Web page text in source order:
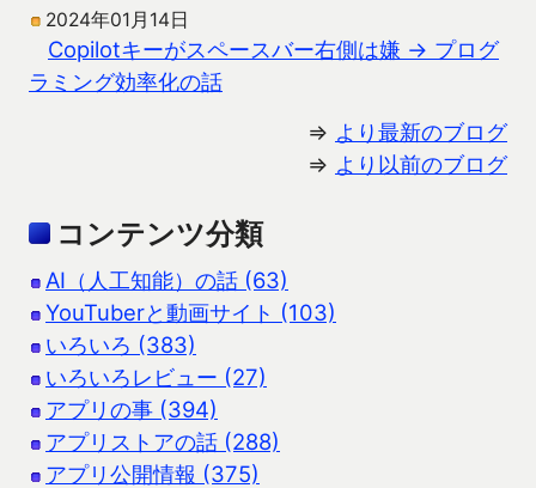
2024年01月14日
Copilotキーがスペースバー右側は嫌 → プログ
ラミング効率化の話
⇒ より最新のブログ
⇒ より以前のブログ
コンテンツ分類
AI（人工知能）の話 (63)
YouTuberと動画サイト (103)
いろいろ (383)
いろいろレビュー (27)
アプリの事 (394)
アプリストアの話 (288)
アプリ公開情報 (375)